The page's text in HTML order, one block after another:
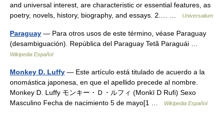
and universal interest, are characteristic or essential features, as
poetry, novels, history, biography, and essays. 2.… …
Universalium
Paraguay — Para otros usos de este término, véase Paraguay
(desambiguación). República del Paraguay Tetã Paraguái …
Wikipedia Español
Monkey D. Luffy — Este artículo está titulado de acuerdo a la
onomástica japonesa, en que el apellido precede al nombre.
Monkey D. Luffy モンキー・Ｄ・ルフィ (Monkī D Rufi) Sexo
Masculino Fecha de nacimiento 5 de mayo[1 …
Wikipedia Español